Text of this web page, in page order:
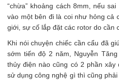
“chừa” khoảng cách 8mm, nếu
vào một bên đi là coi như hỏng cả
giới, sự cố lắp đặt các rotor do cần
Khi nói chuyện chiếc cần cẩu đã
sớm tiến độ 2 năm, Nguyễn
thủy điện nào cũng có 2 phần xây
sử dụng công nghệ gì thì cũng